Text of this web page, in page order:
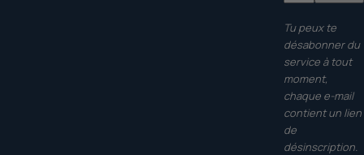
Tu peux te
désabonner du
service à tout
moment,
chaque e-mail
contient un lien
de
désinscription.